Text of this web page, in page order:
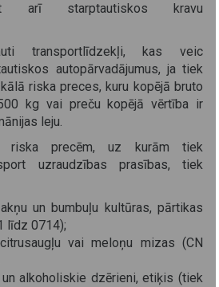
arī starptautiskos kravu
transportlīdzekļi, kas veic
autopārvadājumus, ja tiek
riska preces, kuru kopējā bruto
kg vai preču kopējā vērtība ir
leju.
riska precēm, uz kurām tiek
uzraudzības prasības, tiek
un bumbuļu kultūras, pārtikas
līdz 0714);
vai meloņu mizas (CN
alkoholiskie dzērieni, etiķis (tiek